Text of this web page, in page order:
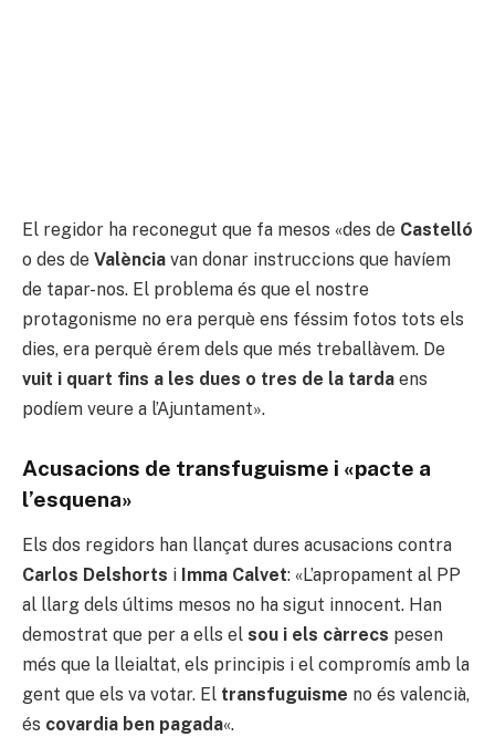
El regidor ha reconegut que fa mesos «des de Castelló
o des de València van donar instruccions que havíem
de tapar-nos. El problema és que el nostre
protagonisme no era perquè ens féssim fotos tots els
dies, era perquè érem dels que més treballàvem. De
vuit i quart fins a les dues o tres de la tarda ens
podíem veure a l’Ajuntament».
Acusacions de transfuguisme i «pacte a
l’esquena»
Els dos regidors han llançat dures acusacions contra
Carlos Delshorts i Imma Calvet: «L’apropament al PP
al llarg dels últims mesos no ha sigut innocent. Han
demostrat que per a ells el sou i els càrrecs pesen
més que la lleialtat, els principis i el compromís amb la
gent que els va votar. El transfuguisme no és valencià,
és covardia ben pagada«.